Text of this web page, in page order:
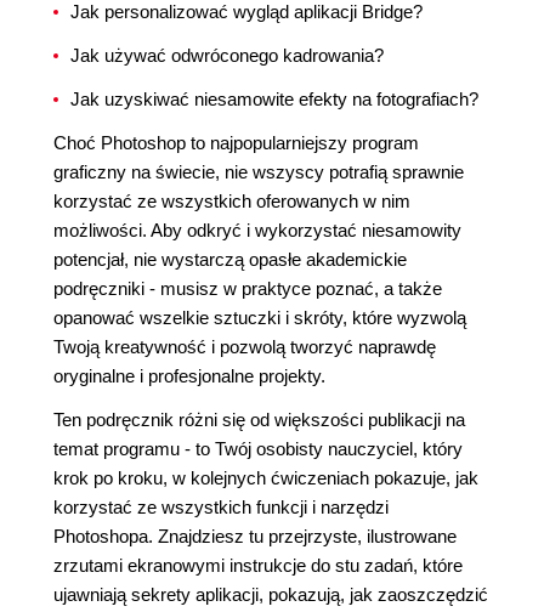
Jak personalizować wygląd aplikacji Bridge?
Jak używać odwróconego kadrowania?
Jak uzyskiwać niesamowite efekty na fotografiach?
Choć Photoshop to najpopularniejszy program
graficzny na świecie, nie wszyscy potrafią sprawnie
korzystać ze wszystkich oferowanych w nim
możliwości. Aby odkryć i wykorzystać niesamowity
potencjał, nie wystarczą opasłe akademickie
podręczniki - musisz w praktyce poznać, a także
opanować wszelkie sztuczki i skróty, które wyzwolą
Twoją kreatywność i pozwolą tworzyć naprawdę
oryginalne i profesjonalne projekty.
Ten podręcznik różni się od większości publikacji na
temat programu - to Twój osobisty nauczyciel, który
krok po kroku, w kolejnych ćwiczeniach pokazuje, jak
korzystać ze wszystkich funkcji i narzędzi
Photoshopa. Znajdziesz tu przejrzyste, ilustrowane
zrzutami ekranowymi instrukcje do stu zadań, które
ujawniają sekrety aplikacji, pokazują, jak zaoszczędzić